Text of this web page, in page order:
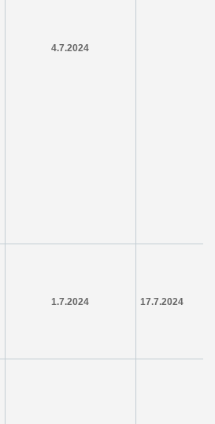
4.7.2024
1.7.2024 17.7.2024